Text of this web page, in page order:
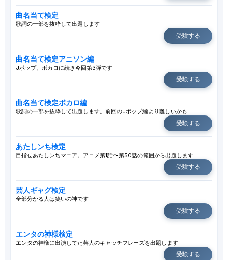
曲名当て検定
歌詞の一部を抜粋して出題します
受験する
曲名当て検定アニソン編
Jポップ、ボカロに続き今回第3弾です
受験する
曲名当て検定ボカロ編
歌詞の一部を抜粋して出題します。前回のJポップ編より難しいかも
受験する
あたしンち検定
目指せあたしンちマニア。アニメ第1話〜第50話の範囲から出題します
受験する
芸人ギャグ検定
全部分かる人は笑いの神です
受験する
エンタの神様検定
エンタの神様に出演してた芸人のキャッチフレーズを出題します
受験する